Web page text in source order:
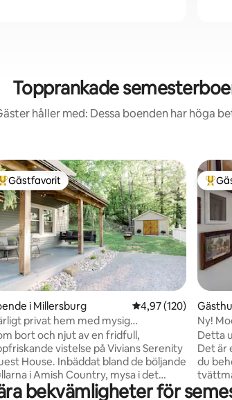
Topprankade
håller med: Dessa boenden har höga
betyg, 360 omdömen
Populär gästfavorit
Gästfavorit
i Millersburg 4,97 av 5 i
4,97 (120)
privat hem med mysig
bort och njut av en fridfull,
vistelse på Vivians Serenity
House. Inbäddat bland de böljande
i Amish Country, mysa i det
huset och utforska lokala
Ny!
Detta
Det är
du
badkar!
bekvämligheter för